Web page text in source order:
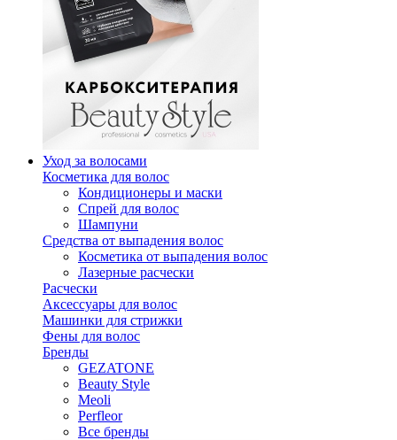
Уход за волосами
Косметика для волос
Кондиционеры и маски
Спрей для волос
Шампуни
Средства от выпадения волос
Косметика от выпадения волос
Лазерные расчески
Расчески
Аксессуары для волос
Машинки для стрижки
Фены для волос
Бренды
GEZATONE
Beauty Style
Meoli
Perfleor
Все бренды